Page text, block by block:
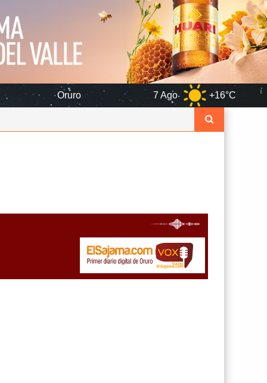
7 Ago +16°C 8 Ago